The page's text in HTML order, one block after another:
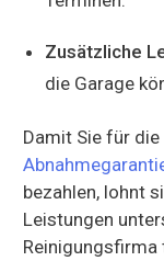
Zusätzliche
die Garage
Damit Sie für die
bezahlen, lohnt
Leistungen
Reinigungsfirma